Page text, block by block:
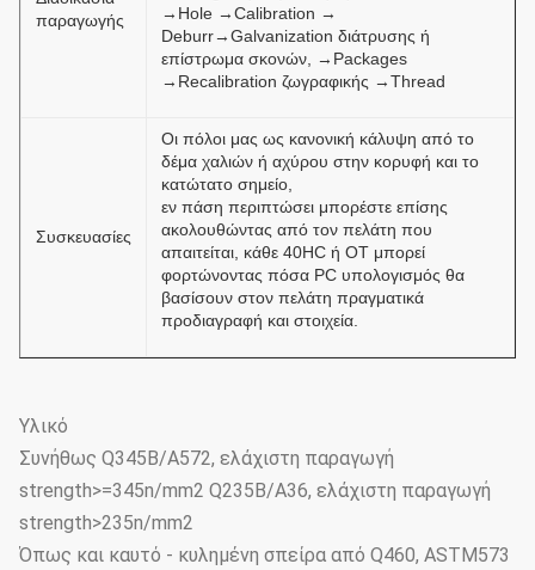
παραγωγής
→Hole →Calibration →
Deburr→Galvanization διάτρυσης ή
επίστρωμα σκονών, →Packages
→Recalibration ζωγραφικής →Thread
Συσκευασίες
Οι πόλοι μας ως κανονική κάλυψη από το
δέμα χαλιών ή αχύρου στην κορυφή και το
κατώτατο σημείο,
εν πάση περιπτώσει μπορέστε επίσης
ακολουθώντας από τον πελάτη που
απαιτείται, κάθε 40HC ή OT μπορεί
φορτώνοντας πόσα PC υπολογισμός θα
βασίσουν στον πελάτη πραγματικά
προδιαγραφή και στοιχεία.
Υλικό
Συνήθως Q345B/A572, ελάχιστη παραγωγή
strength>=345n/mm2 Q235B/A36, ελάχιστη παραγωγή
strength>235n/mm2
Όπως και καυτό - κυλημένη σπείρα από Q460, ASTM573